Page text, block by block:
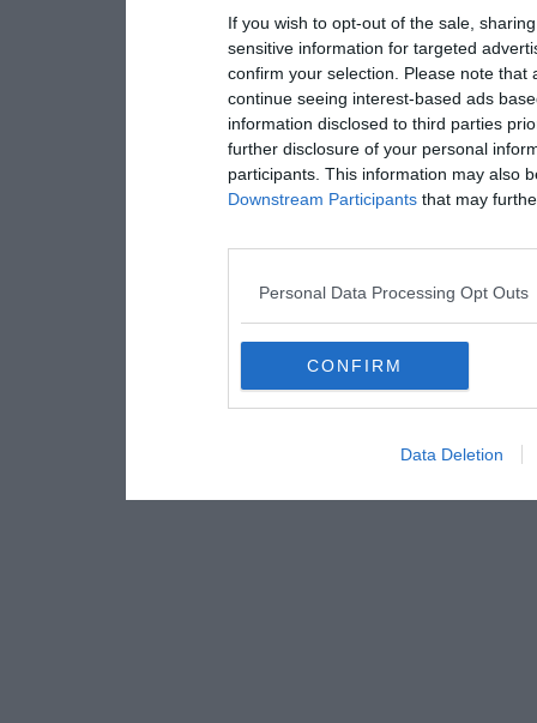
If you wish to opt-out of the sale,
sensitive information for targeted
confirm your selection. Please note
continue seeing interest-based ads
information disclosed to third parties
further disclosure of your personal
participants. This information may also
Downstream Participants that may
Personal Data Processing Opt Outs
CONFIRM
Data Deletion